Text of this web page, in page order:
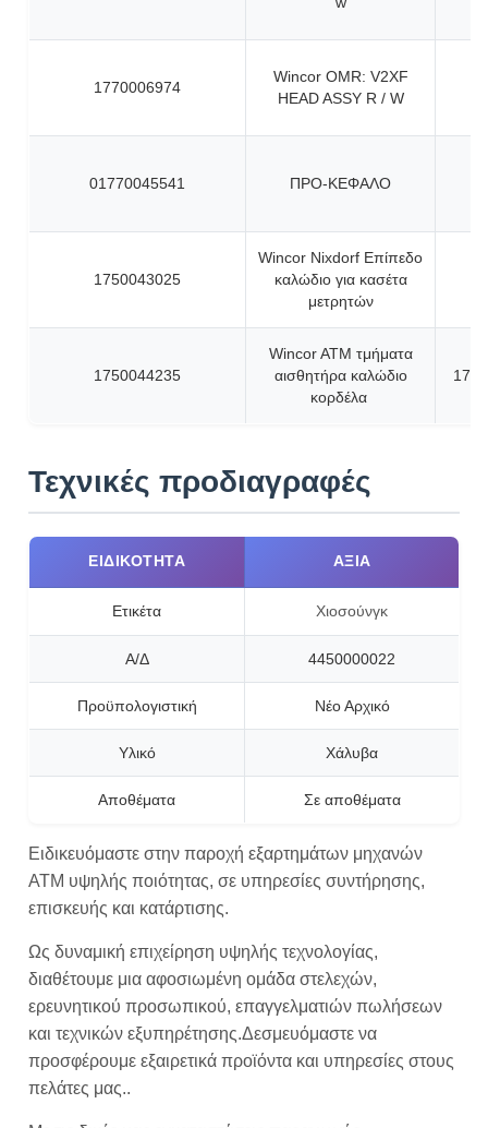
1770006974
Wincor OMR: V2XF
HEAD ASSY R / W
01770045541 ΠΡΟ-ΚΕΦΑΛΟ
1750043025
Wincor Nixdorf Επίπεδο
καλώδιο για κασέτα
μετρητών
1750044235
Wincor ATM τμήματα
αισθητήρα καλώδιο
κορδέλα
Τεχνικές προδιαγραφές
ΕΙΔΙΚΌΤΗΤΑ ΑΞΊΑ
Ετικέτα Χιοσούνγκ
Α/Δ 4450000022
Προϋπολογιστική Νέο Αρχικό
Υλικό Χάλυβα
Αποθέματα Σε αποθέματα
Ειδικευόμαστε στην παροχή εξαρτημάτων μηχανών
ΑΤΜ υψηλής ποιότητας, σε υπηρεσίες συντήρησης,
επισκευής και κατάρτισης.
Ως δυναμική επιχείρηση υψηλής τεχνολογίας,
διαθέτουμε μια αφοσιωμένη ομάδα στελεχών,
ερευνητικού προσωπικού, επαγγελματιών πωλήσεων
και τεχνικών εξυπηρέτησης.Δεσμευόμαστε να
προσφέρουμε εξαιρετικά προϊόντα και υπηρεσίες στους
πελάτες μας..